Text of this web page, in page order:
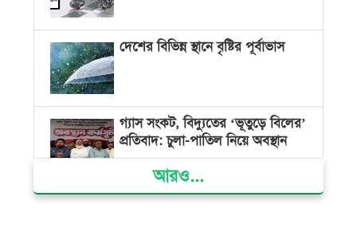
দেশের বিভিন্ন স্থানে বৃষ্টির পূর্বাভাস
গ্যাস সংকট, বিদ্যুতের ‘ভূতুড়ে বিলের’
প্রতিবাদ: চুলা-পাতিল নিয়ে অবস্থান
ক্ষমতার কেন্দ্র গণভবন থেকে রক্তাক্ত
আরও...